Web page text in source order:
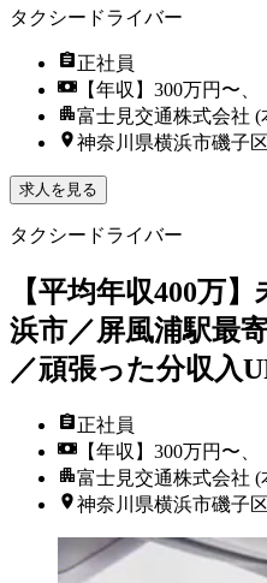
タクシードライバー
正社員
【年収】300万円〜
富士見交通株式会社 (
神奈川県横浜市磯子
求人を見る
タクシードライバー
【平均年収400万
浜市／屏風浦駅最
／頑張った分収入
正社員
【年収】300万円〜
富士見交通株式会社 (
神奈川県横浜市磯子